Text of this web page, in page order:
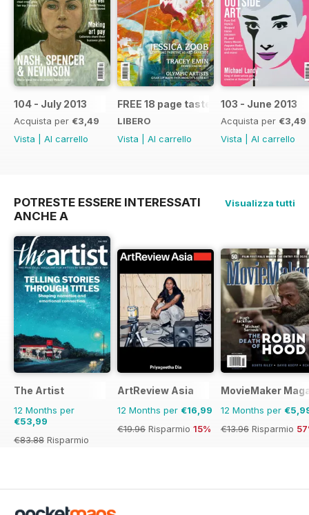
104 - July 2013
Acquista per €3,49
Vista
Al carrello
FREE 18 page taster issue
LIBERO
Vista
Al carrello
103 - June 2013
Acquista per €3,49
Vista
Al carrello
POTRESTE ESSERE INTERESSATI
ANCHE A
Visualizza tutti
The Artist
12 Months per
€53,99
€83.88 Risparmio
ArtReview Asia
12 Months per €16,99
€19.96 Risparmio 15%
MovieMaker
12 Months per
€13.96 Risparmio